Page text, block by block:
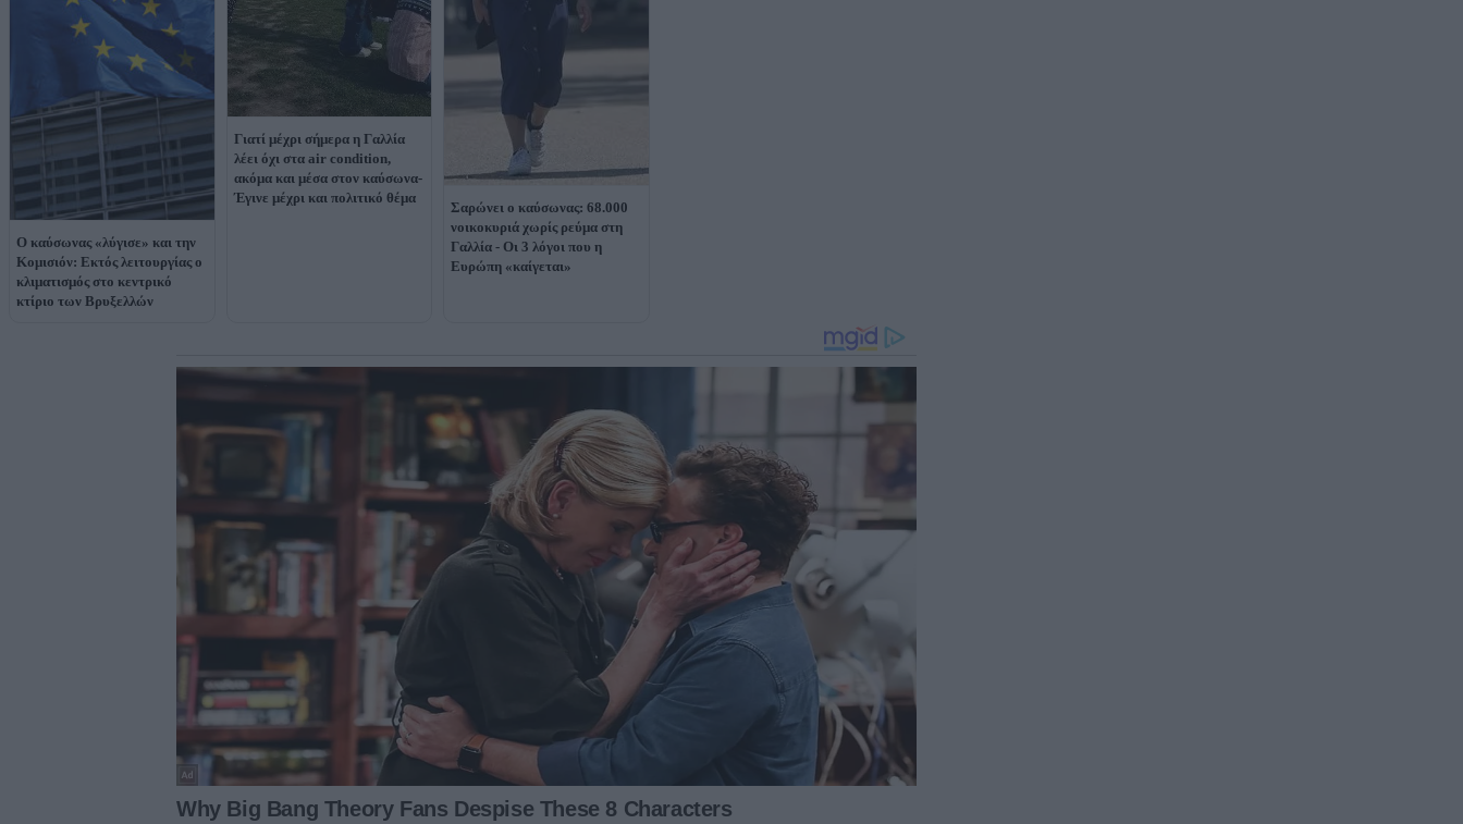
O καύσωνας «λύγισε» και την
Κομισιόν: Εκτός λειτουργίας ο
κλιματισμός στο κεντρικό
κτίριο των Βρυξελλών
Γιατί μέχρι σήμερα η Γαλλία
λέει όχι στα air condition,
ακόμα και μέσα στον καύσωνα-
Έγινε μέχρι και πολιτικό θέμα
Σαρώνει ο καύσωνας: 68.000
νοικοκυριά χωρίς ρεύμα στη
Γαλλία - Οι 3 λόγοι που η
Ευρώπη «καίγεται»